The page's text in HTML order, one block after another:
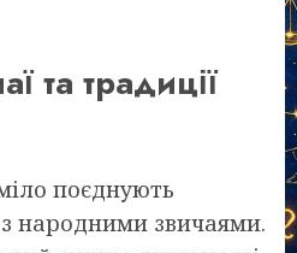
та традиції
поєднують
з народними звичаями.